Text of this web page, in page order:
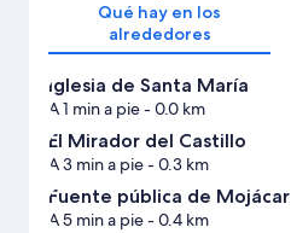
Qué hay en los
alrededores
Iglesia de Santa María
A 1 min a pie- 0.0 km
El Mirador del Castillo
A 3 min a pie- 0.3 km
Fuente pública de Mojácar
A 5 min a pie- 0.4 km